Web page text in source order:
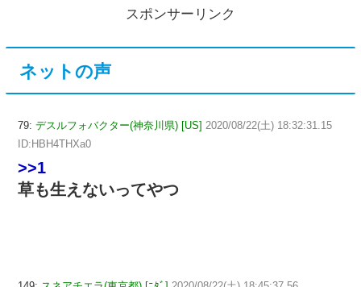
スポンサーリンク
ネットの声
79: デスルフォバクター(神奈川県) [US] 2020/08/22(土) 18:32:31.15
ID:HBH4THXa0
>>1
草も生えないってやつ